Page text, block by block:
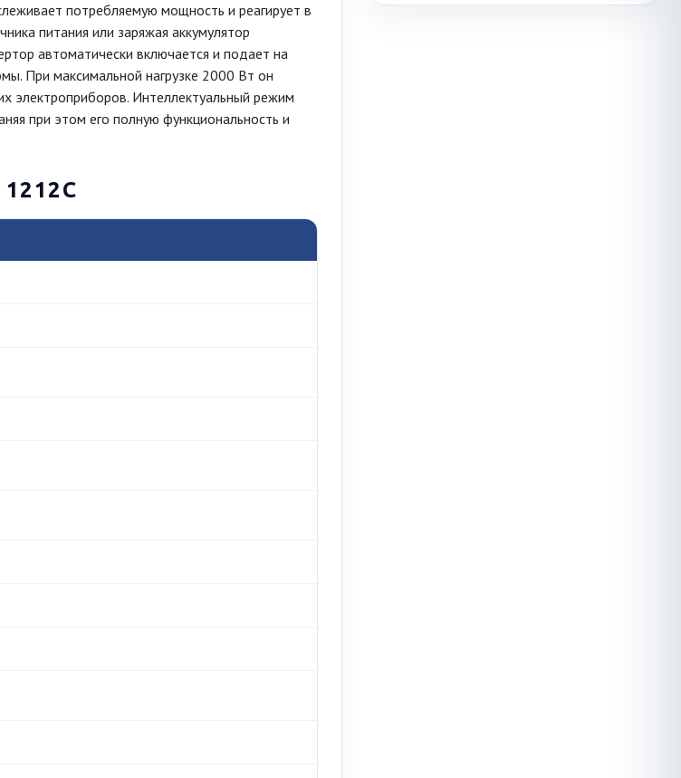
потребляемую мощность и реагирует в
питания или заряжая аккумулятор
автоматически включается и подает на
При максимальной нагрузке 2000 Вт он
электроприборов. Интеллектуальный режим
при этом его полную функциональность и